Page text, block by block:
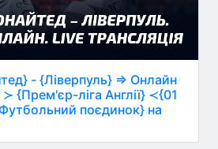
- {Ліверпуль} ⇒ Онлайн
{Прем'єр-ліга Англії} ≺{01
поєдинок} на